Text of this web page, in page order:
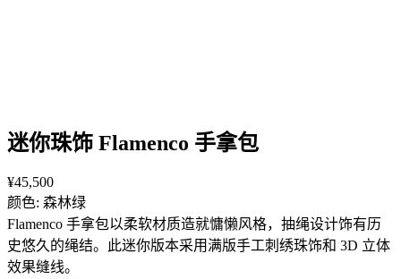
迷你珠饰 Flamenco 手拿包
¥45,500
颜色: 森林绿
Flamenco 手拿包以柔软材质造就慵懒风格，抽绳设计饰有历
史悠久的绳结。此迷你版本采用满版手工刺绣珠饰和 3D 立体
效果缝线。